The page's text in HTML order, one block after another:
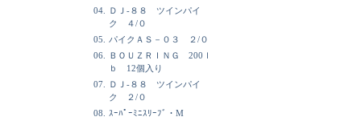
04.
ＤＪ-８８ ツインパイ
ク ４/０
05.
パイクＡＳ－０３ ２/０
06.
ＢＯＵＺＲＩＮＧ 200ｌ
ｂ 12個入り
07.
ＤＪ-８８ ツインパイ
ク ２/０
08.
ｽｰﾊﾟｰﾐﾆｽﾘｰﾌﾞ・M